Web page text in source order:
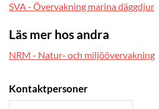
SVA - Övervakning marina däggdjur
Läs mer hos andra
NRM - Natur- och miljöövervakning
Kontaktpersoner